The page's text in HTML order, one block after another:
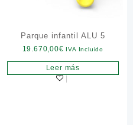
Parque infantil ALU 5
19.670,00€ IVA Incluido
Leer más